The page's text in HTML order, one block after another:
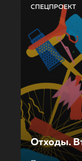
СПЕЦПРОЕКТ
Отходы.